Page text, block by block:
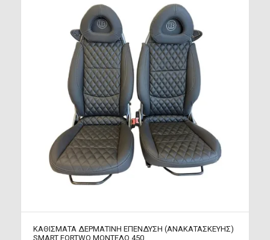
ΚΑΘΙΣΜΑΤΑ ΔΕΡΜΑΤΙΝΗ ΕΠΕΝΔΥΣΗ (ΑΝΑΚΑΤΑΣΚΕΥΗΣ)
SMART FORTWO ΜΟΝΤΕΛΟ 450